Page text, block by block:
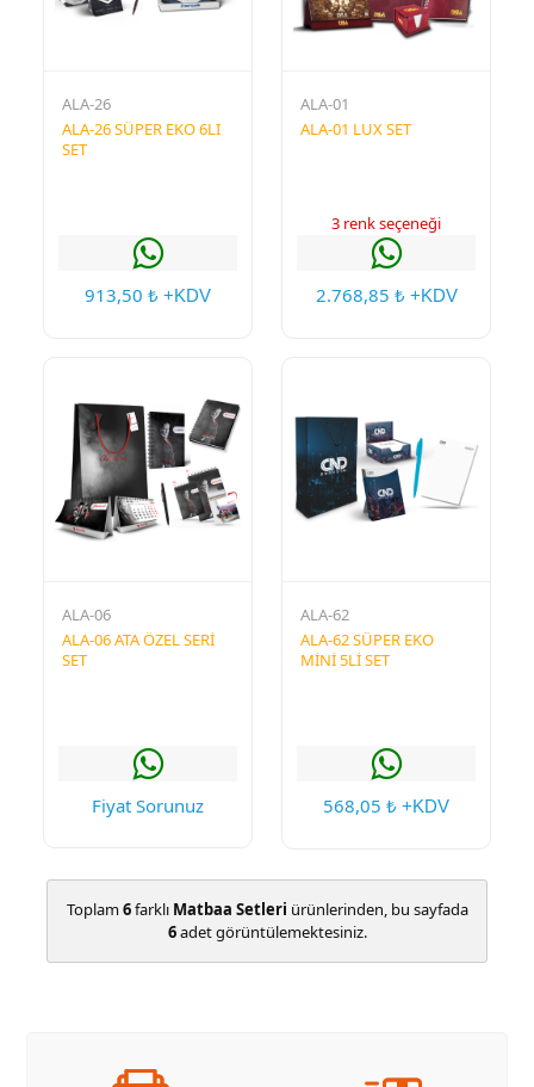
ALA-26
ALA-26 SÜPER EKO 6LI
SET
913,50 ₺ +KDV
ALA-01
ALA-01 LUX SET
3 renk seçeneği
2.768,85 ₺ +KDV
ALA-06
ALA-06 ATA ÖZEL SERİ
SET
Fiyat Sorunuz
ALA-62
ALA-62 SÜPER EKO
MİNİ 5Lİ SET
568,05 ₺ +KDV
Toplam6farklı Matbaa Setleri ürünlerinden, bu sayfada
6adet görüntülemektesiniz.